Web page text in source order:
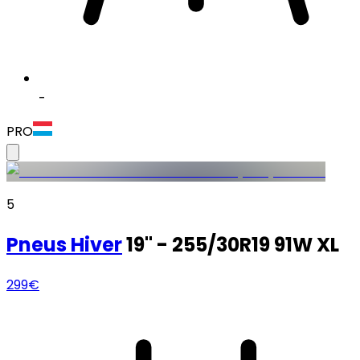
-
PRO
5
PneusHiver19" - 255/30R19 91W XL
299€